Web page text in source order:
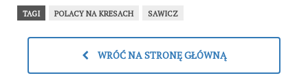
TAGI POLACY NA KRESACH SAWICZ
WRÓĆ NA STRONĘ GŁÓWNĄ